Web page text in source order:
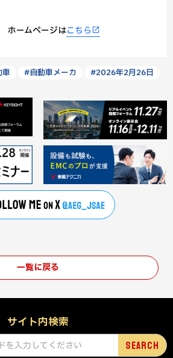
ホームページはこちら
#自動車メーカ #2026年2月26日
一覧に戻る
サイト内検索